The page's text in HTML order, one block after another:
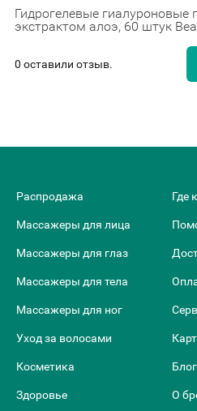
Гидрогелевые
экстрактом алоэ, 60 штук
0 оставили отзыв.
Распродажа
Массажеры для лица
Массажеры для глаз
Массажеры для тела
Массажеры для ног
Уход за волосами
Косметика
Здоровье
Где
Блог
О